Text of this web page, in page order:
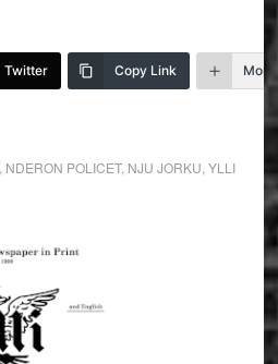
Twitter Copy Link More
NDERON POLICET, NJU JORKU YLLI